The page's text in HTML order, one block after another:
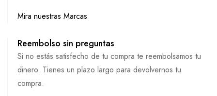
Mira nuestras Marcas
Reembolso sin preguntas
Si no estás satisfecho de tu compra te reembolsamos tu
dinero. Tienes un plazo largo para devolvernos tu
compra.